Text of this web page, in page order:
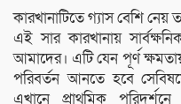
কারখানাটিতে গ্যাস বেশি
এই সার কারখানায়
আমাদের। এটি যেন পূর্ণ
পরিবর্তন আনতে হবে
এখানে প্রাথমিক